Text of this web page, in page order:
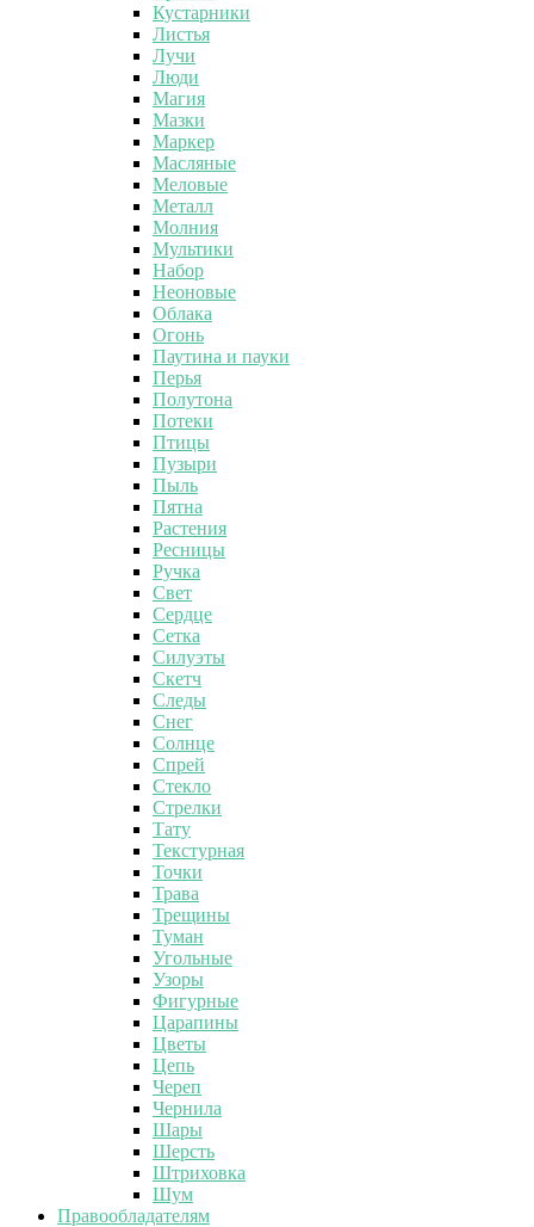
Кустарники
Листья
Лучи
Люди
Магия
Мазки
Маркер
Масляные
Меловые
Металл
Молния
Мультики
Набор
Неоновые
Облака
Огонь
Паутина и пауки
Перья
Полутона
Потеки
Птицы
Пузыри
Пыль
Пятна
Растения
Ресницы
Ручка
Свет
Сердце
Сетка
Силуэты
Скетч
Следы
Снег
Солнце
Спрей
Стекло
Стрелки
Тату
Текстурная
Точки
Трава
Трещины
Туман
Угольные
Узоры
Фигурные
Царапины
Цветы
Цепь
Череп
Чернила
Шары
Шерсть
Штриховка
Шум
Правообладателям